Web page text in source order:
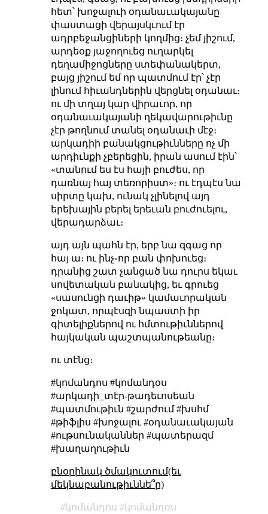
հետ՝ խոջալուի օդանաւակայանը
փաստացի վերայսկւում էր
ադրբեջանցիների կողմից։ չեմ յիշում,
արդեօք յաջողուեց ուղարկել
դեղամիջոցները ստեփանակերտ,
բայց յիշում եմ որ պատմում էր՝ չէր
լինում հիւանդներին վերցնել օդանաւ։
ու մի տղայ կար վիրաւոր, որ
օդանաւակայանի ղեկավարութիւնը
չէր թողնում տանել օդանաւի մէջ։
արկադիի բանակցութիւնները ոչ մի
արդիւնքի չբերեցին, իրան ասում էին՝
«տանում ես էս հայի բուժես, որ
դառնայ հայ տեռորիստ»։ ու էդպէս նա
սիրտը կախ, ունակ չլինելով այդ
երեխային բերել երեւան բուժուելու,
վերադարձաւ։
այդ այն պահն էր, երբ նա զգաց որ
հայ ա։ ու ինչ֊որ բան փոխուեց։
դրանից շատ չանցած նա դուրս եկաւ
սովետական բանակից, եւ գրուեց
«սասունցի դաւիթ» կամաւորական
ջոկատ, որպէսզի նպաստի իր
գիտելիքներով ու հմտութիւններով
հայկական պաշտպանութեանը։
ու տէնց։
#կոմանդոս #կոմանդօս
#արկադի_տէր-թադեւոսեան
#պատմութիւն #շարժում #խսհմ
#թիֆլիս #խոջալու #օդանաւակայան
#ութսունականներ #պատերազմ
#խաղաղութիւն
բնօրինակ ծմակուտում(եւ
մեկնաբանութիւննե՞ր)
կոմանդոս
կոմանդօս